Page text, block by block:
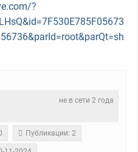
?
не в сети 2 года
Публикации: 2